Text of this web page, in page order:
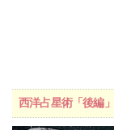
西洋占星術「後編